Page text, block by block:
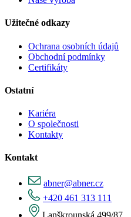
Užitečné odkazy
Ochrana osobních údajů
Obchodní podmínky
Certifikáty
Ostatní
Kariéra
O společnosti
Kontakty
Kontakt
abner@abner.cz
+420 461 313 111
Lanškrounská 499/87